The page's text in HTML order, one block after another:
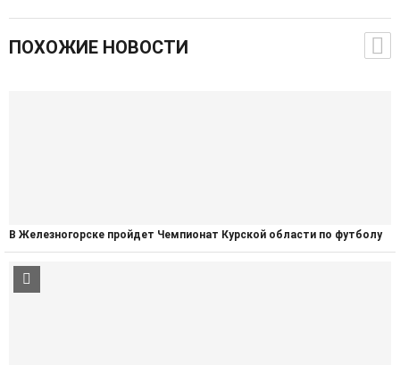
ПОХОЖИЕ НОВОСТИ
В Железногорске пройдет Чемпионат Курской области по футболу